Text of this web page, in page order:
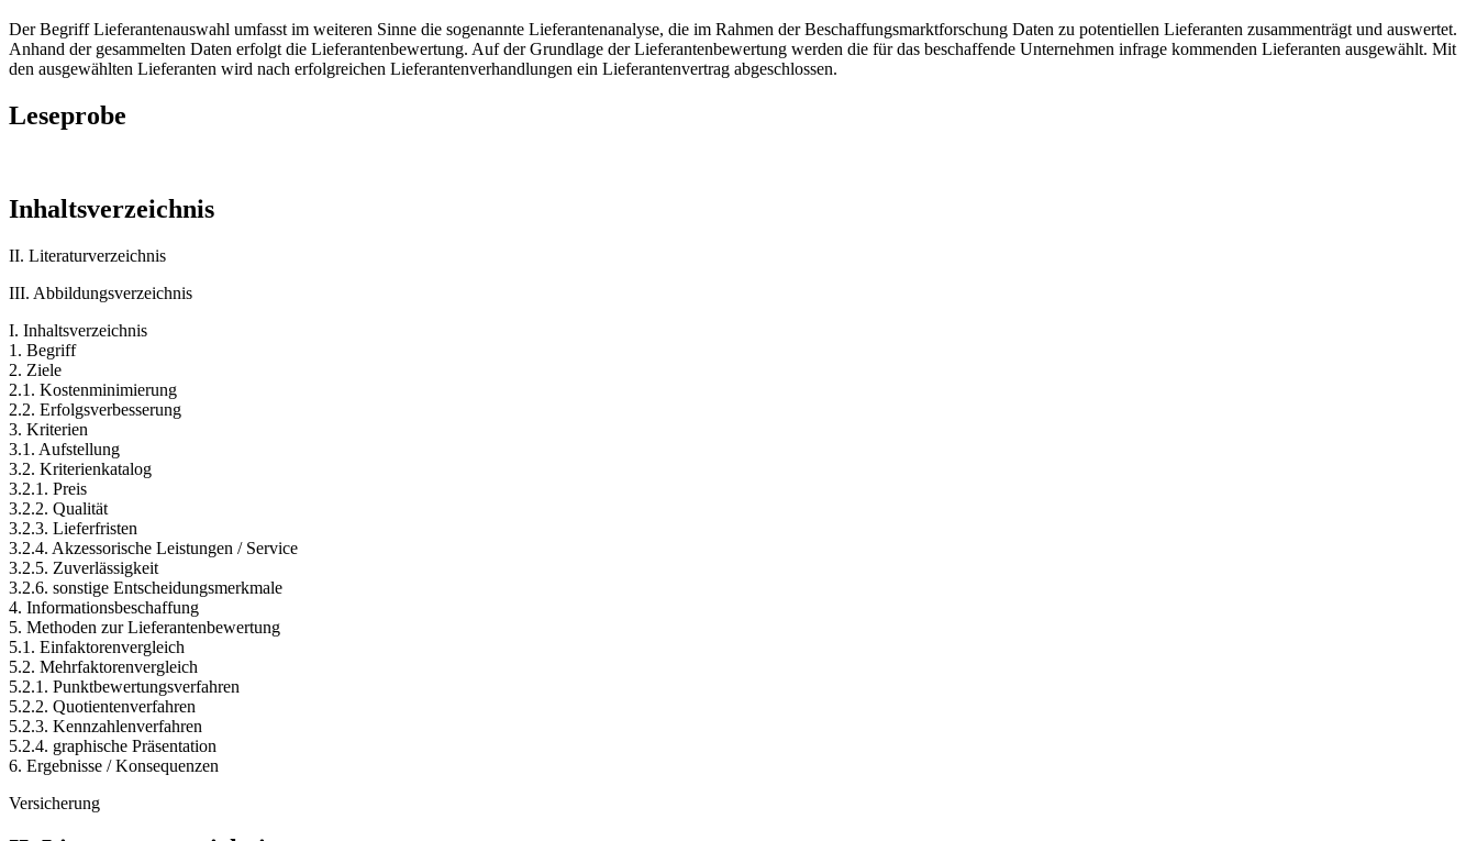
Der Begriff Lieferantenauswahl umfasst im weiteren Sinne die sogenannte Lieferantenanalyse, die im Rahmen der Beschaffungsmarktforschung Daten zu potentiellen Lieferanten zusammenträgt und auswertet.
Anhand der gesammelten Daten erfolgt die Lieferantenbewertung. Auf der Grundlage der Lieferantenbewertung werden die für das beschaffende Unternehmen infrage kommenden Lieferanten ausgewählt. Mit
den ausgewählten Lieferanten wird nach erfolgreichen Lieferantenverhandlungen ein Lieferantenvertrag abgeschlossen.
Leseprobe
Inhaltsverzeichnis
II. Literaturverzeichnis
III. Abbildungsverzeichnis
I. Inhaltsverzeichnis
1. Begriff
2. Ziele
2.1. Kostenminimierung
2.2. Erfolgsverbesserung
3. Kriterien
3.1. Aufstellung
3.2. Kriterienkatalog
3.2.1. Preis
3.2.2. Qualität
3.2.3. Lieferfristen
3.2.4. Akzessorische Leistungen / Service
3.2.5. Zuverlässigkeit
3.2.6. sonstige Entscheidungsmerkmale
4. Informationsbeschaffung
5. Methoden zur Lieferantenbewertung
5.1. Einfaktorenvergleich
5.2. Mehrfaktorenvergleich
5.2.1. Punktbewertungsverfahren
5.2.2. Quotientenverfahren
5.2.3. Kennzahlenverfahren
5.2.4. graphische Präsentation
6. Ergebnisse / Konsequenzen
Versicherung